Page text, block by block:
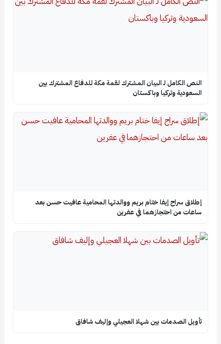
النص الكامل لـ البيان المشترك لقمة مكة للدفاع المشترك بين
السعودية وتركيا وباكستان
إطلاق سراح إيفا ختام بريم ووالدتها المحامية عافيت حسن بعد
ساعات من احتجازهما في عفرين
تأويل الصدمات بين شهلا العجيلي وإليف شافاق